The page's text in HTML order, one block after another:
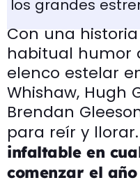
los grandes
Con una
habitual humor
elenco estelar
Whishaw, Hugh
Brendan
para reír y llorar.
infaltable en
comenzar el